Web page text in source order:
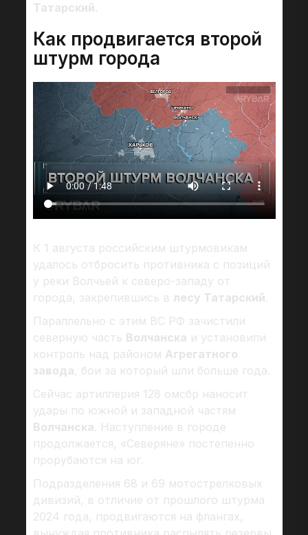
Татарский.
Как продвигается второй
штурм города
К 1 августа российским штурмовикам
удалось отбросить противника с позиций
у реки Волчьей к северо-западу от
города, закрепившись в лесу Татарский.
Параллельно с этим ВС РФ зачистили
северную часть Волчанска и установили
контроль над районом Агрегатного
завода, бои за который шли больше года.
Сейчас артиллерия 128 омсбр наносит
удары по южной и западной частям
Волчанска. Наступление в городе
продолжается, «Северяне» постепенно
прорубаются на юг.
Подразделения 68 и 69 мотострелковых
дивизий, в отличие от прошлого штурма
2024 года, продвигаются на флангах,